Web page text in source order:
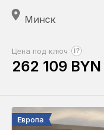
Минск
Цена под ключ ?
262 109 BYN
Европа